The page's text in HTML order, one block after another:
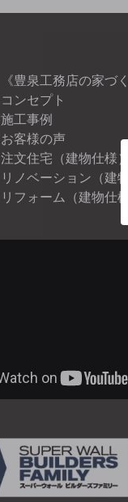
《豊泉工務店の家づ
コンセプト
施工事例
お客様の声
注文住宅（建物仕様）
リノベーション（建
リフォーム（建物仕様